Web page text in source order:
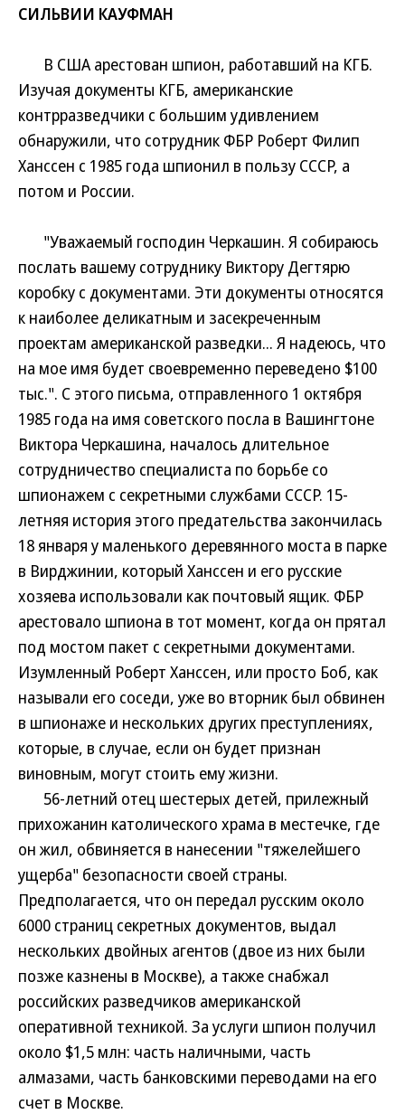
СИЛЬВИИ КАУФМАН
В США арестован шпион, работавший на КГБ.
Изучая документы КГБ, американские
контрразведчики с большим удивлением
обнаружили, что сотрудник ФБР Роберт Филип
Ханссен с 1985 года шпионил в пользу СССР, а
потом и России.
"Уважаемый господин Черкашин. Я собираюсь
послать вашему сотруднику Виктору Дегтярю
коробку с документами. Эти документы относятся
к наиболее деликатным и засекреченным
проектам американской разведки... Я надеюсь, что
на мое имя будет своевременно переведено $100
тыс.". С этого письма, отправленного 1 октября
1985 года на имя советского посла в Вашингтоне
Виктора Черкашина, началось длительное
сотрудничество специалиста по борьбе со
шпионажем с секретными службами СССР. 15-
летняя история этого предательства закончилась
18 января у маленького деревянного моста в парке
в Вирджинии, который Ханссен и его русские
хозяева использовали как почтовый ящик. ФБР
арестовало шпиона в тот момент, когда он прятал
под мостом пакет с секретными документами.
Изумленный Роберт Ханссен, или просто Боб, как
называли его соседи, уже во вторник был обвинен
в шпионаже и нескольких других преступлениях,
которые, в случае, если он будет признан
виновным, могут стоить ему жизни.
56-летний отец шестерых детей, прилежный
прихожанин католического храма в местечке, где
он жил, обвиняется в нанесении "тяжелейшего
ущерба" безопасности своей страны.
Предполагается, что он передал русским около
6000 страниц секретных документов, выдал
нескольких двойных агентов (двое из них были
позже казнены в Москве), а также снабжал
российских разведчиков американской
оперативной техникой. За услуги шпион получил
около $1,5 млн: часть наличными, часть
алмазами, часть банковскими переводами на его
счет в Москве.